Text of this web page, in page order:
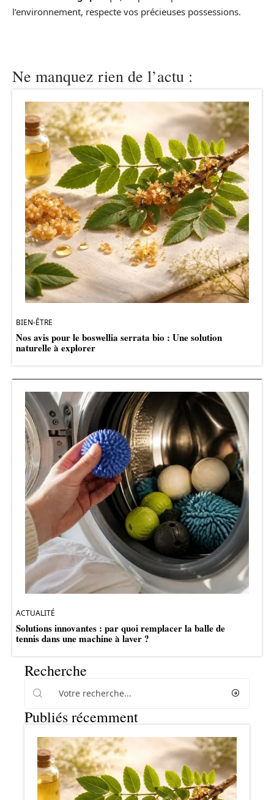
l’environnement, respecte vos précieuses possessions.
Ne manquez rien de l’actu :
BIEN-ÊTRE
Nos avis pour le boswellia serrata bio : Une solution
naturelle à explorer
ACTUALITÉ
Solutions innovantes : par quoi remplacer la balle de
tennis dans une machine à laver ?
Recherche
Publiés récemment